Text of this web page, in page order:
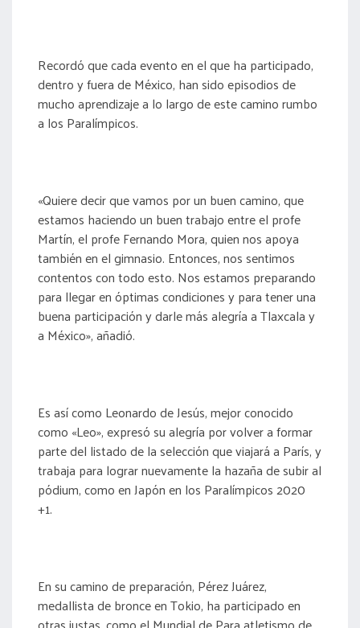
Recordó que cada evento en el que ha participado,
dentro y fuera de México, han sido episodios de
mucho aprendizaje a lo largo de este camino rumbo
a los Paralímpicos.
«Quiere decir que vamos por un buen camino, que
estamos haciendo un buen trabajo entre el profe
Martín, el profe Fernando Mora, quien nos apoya
también en el gimnasio. Entonces, nos sentimos
contentos con todo esto. Nos estamos preparando
para llegar en óptimas condiciones y para tener una
buena participación y darle más alegría a Tlaxcala y
a México», añadió.
Es así como Leonardo de Jesús, mejor conocido
como «Leo», expresó su alegría por volver a formar
parte del listado de la selección que viajará a París, y
trabaja para lograr nuevamente la hazaña de subir al
pódium, como en Japón en los Paralímpicos 2020
+1.
En su camino de preparación, Pérez Juárez,
medallista de bronce en Tokio, ha participado en